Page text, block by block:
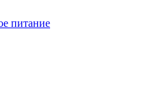
питание